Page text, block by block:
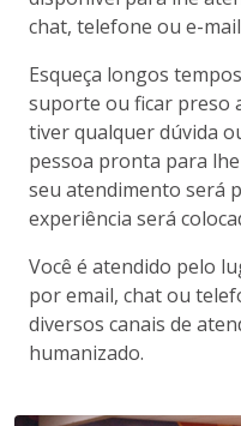
chat, telefone ou e-
Esqueça longos
suporte ou ficar preso
tiver qualquer dúvida
pessoa pronta para
seu atendimento será
experiência será
Você é atendido pelo
por email, chat ou
diversos canais de
humanizado.